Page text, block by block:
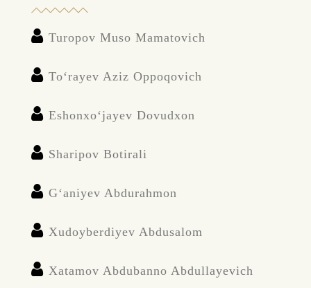
Turopov Muso Mamatovich
To‘rayev Aziz Oppoqovich
Eshonxo‘jayev Dovudxon
Sharipov Botirali
G‘aniyev Abdurahmon
Xudoyberdiyev Abdusalom
Xatamov Abdubanno Abdullayevich